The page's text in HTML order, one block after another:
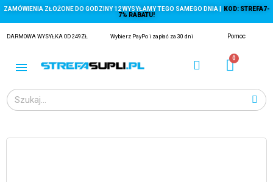
ZAMÓWIENIA ZŁOŻONE DO GODZINY 12 WYSYŁAMY TEGO SAMEGO DNIA |
KOD: STREFA7-
7% RABATU!
DARMOWA WYSYŁKA OD 249ZŁ Wybierz PayPo i zapłać za 30 dni Pomoc